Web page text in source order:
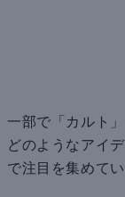
一部で「カルト
どのようなアイ
で注目を集めて